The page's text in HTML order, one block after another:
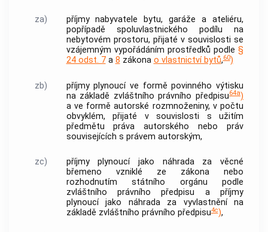
za)
příjmy nabyvatele bytu, garáže a ateliéru,
popřípadě spoluvlastnického podílu na
nebytovém prostoru, přijaté v souvislosti se
vzájemným vypořádáním prostředků podle §
24 odst. 7a 8 zákona o vlastnictví bytů,60)
zb)
příjmy plynoucí ve formě povinného výtisku
na základě zvláštního právního předpisu64a)
a ve formě autorské rozmnoženiny, v počtu
obvyklém, přijaté v souvislosti s užitím
předmětu práva autorského nebo práv
souvisejících s právem autorským,
zc)
příjmy plynoucí jako náhrada za věcné
břemeno vzniklé ze zákona nebo
rozhodnutím státního orgánu podle
zvláštního právního předpisu a příjmy
plynoucí jako náhrada za vyvlastnění na
základě zvláštního právního předpisu4c),